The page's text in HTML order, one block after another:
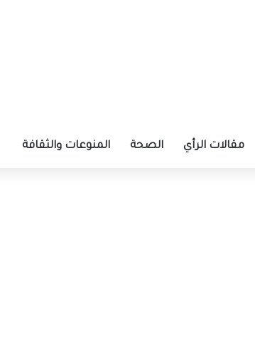
مقالات الرأي الصحة المنوعات والثقافة